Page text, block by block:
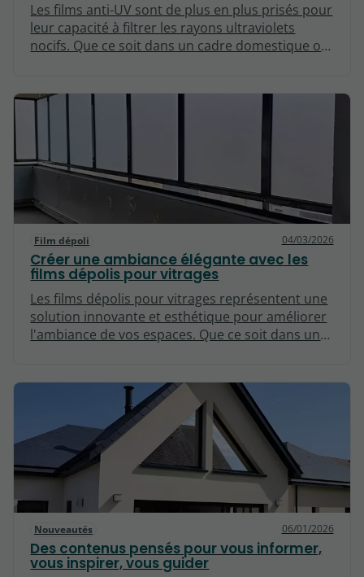
Les films anti-UV sont de plus en plus prisés pour
leur capacité à filtrer les rayons ultraviolets
nocifs. Que ce soit dans un cadre domestique ou
Cet article explore en profondeur l'efficacité de
ces films, en abordant leurs caractéristiques,
leurs avantages et les différentes applications
Film dépoli 04/03/2026
Créer une ambiance élégante avec les
films dépolis pour vitrages
Les films dépolis pour vitrages représentent une
solution innovante et esthétique pour améliorer
l'ambiance de vos espaces. Que ce soit dans un
d'avantages. Dans cet article, nous allons
explorer les différentes dimensions de ces films,
en mettant en lumière leur utilité, leur
installation et leur impact sur l'esthétique des
Nouveautés 06/01/2026
Des contenus pensés pour vous informer,
vous inspirer, vous guider